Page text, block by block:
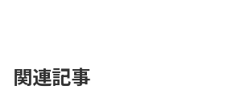
関連記事